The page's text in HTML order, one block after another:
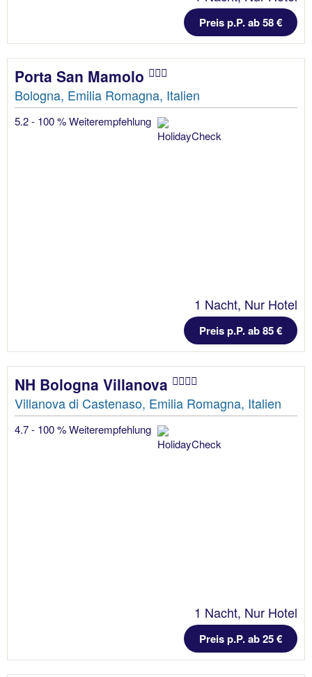
Preis p.P. ab 58 €
Porta San Mamolo
Bologna, Emilia Romagna, Italien
5.2 - 100 % Weiterempfehlung
1 Nacht, Nur Hotel
Preis p.P. ab 85 €
NH Bologna Villanova
Villanova di Castenaso, Emilia Romagna, Italien
4.7 - 100 % Weiterempfehlung
1 Nacht, Nur Hotel
Preis p.P. ab 25 €